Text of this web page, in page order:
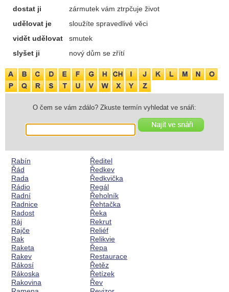
dostat ji
zármutek vám ztrpčuje život
udělovat je
sloužíte spravedlivé věci
vidět udělovat
smutek
slyšet ji
nový dům se zřítí
O čem se vám zdálo? Zkuste termín vyhledat ve snáři:
Rabín
Řád
Rada
Rádio
Radní
Radnice
Radost
Ráj
Rajče
Rak
Raketa
Rakev
Rákosí
Rákoska
Rakovina
Ředitel
Ředkev
Ředkvička
Regál
Řeholník
Řehtačka
Řeka
Rekrut
Reliéf
Relikvie
Řepa
Restaurace
Řetěz
Řetízek
Řev